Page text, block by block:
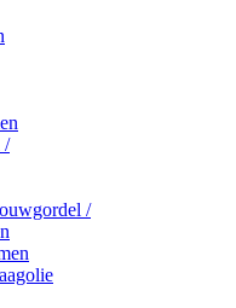
/
/